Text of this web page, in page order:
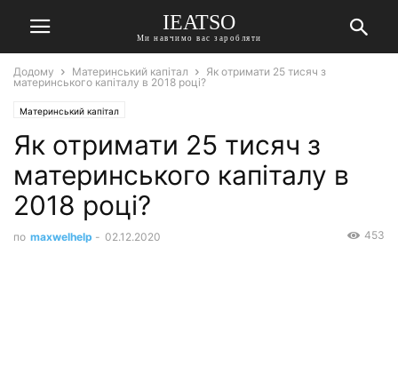
IEATSO
Ми навчимо вас заробляти
Додому Материнський капітал
Як отримати 25 тисяч з
материнського капіталу в 2018 році?
Материнський капітал
Як отримати 25 тисяч з
материнського капіталу в
2018 році?
по maxwelhelp - 02.12.2020 453